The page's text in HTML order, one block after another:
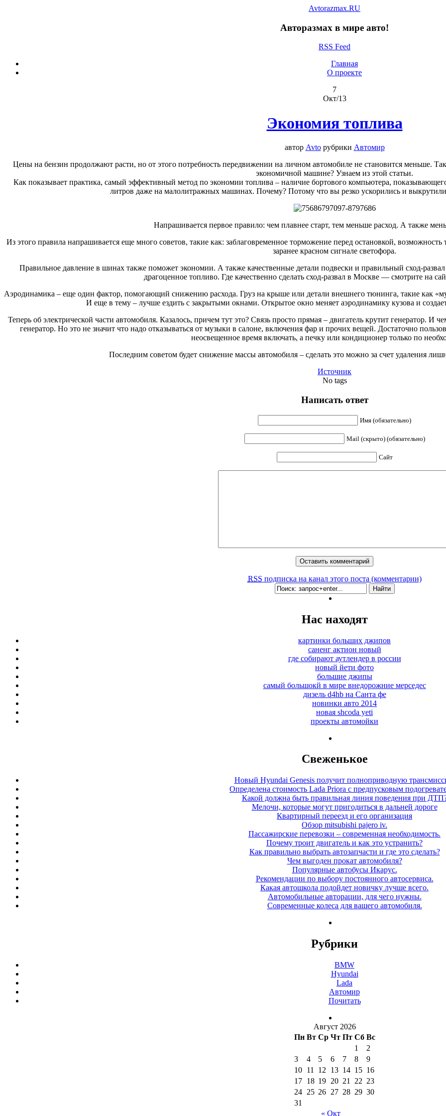
Avtorazmax.RU
Авторазмах в мире авто!
RSS Feed
Главная
О проекте
7
Окт/13
Экономия топлива
автор Avtoрубрики Автомир
Цены на бензин продолжают расти, но от этого потребность передвижении на личном автомобиле не становится меньше.
экономичной машине? Узнаем из этой статьи.
Как показывает практика, самый эффективный метод по экономии топлива – наличие бортового компьютера,
литров даже на малолитражных машинах. Почему? Потому что вы резко ускорились и
Напрашивается первое правило: чем плавнее старт, тем меньше расход. А также
Из этого правила напрашивается еще много советов, такие как: заблаговременное торможение перед остановкой,
заранее красном сигнале светофора.
Правильное давление в шинах также поможет экономии. А также качественные детали подвески и правильный сход-
драгоценное топливо. Где качественно сделать сход-развал в Москве — смотрите на
Аэродинамика – еще один фактор, помогающий снижению расхода. Груз на крыше или детали внешнего тюнинга, такие как
И еще в тему – лучше ездить с закрытыми окнами. Открытое окно меняет аэродинамику кузова и
Теперь об электрической части автомобиля. Казалось, причем тут это? Связь просто прямая – двигатель крутит генератор. И
генератор. Но это не значит что надо отказываться от музыки в салоне, включения фар и прочих вещей. Достаточно
неосвещенное время включать, а печку или кондиционер только по
Последним советом будет снижение массы автомобиля – сделать это можно за счет удаления
Источник
No tags
Написать ответ
Имя (обязательно)
Mail (скрыто) (обязательно)
Сайт
RSS подписка на канал этого поста (комментарии)
Нас находят
картинки больших джипов
саненг актион новый
где собирают аутлендер в россии
новый йети фото
большие джипы
самый большокй в мире внедорожние мерседес
дизель d4hb на Санта фе
новинки авто 2014
новая shcoda yeti
проекты автомойки
Свеженькое
Новый Hyundai Genesis получит полноприводную
Определена стоимость Lada Priora с предпусковым
Какой должна быть правильная линия поведения при
Мелочи, которые могут пригодиться в дальней дороге
Квартирный переезд и его организация
Обзор mitsubishi pajero iv.
Пассажирские перевозки – современная необходимость.
Почему троит двигатель и как это устранить?
Как правильно выбрать автозапчасти и где это сделать?
Чем выгоден прокат автомобиля?
Популярные автобусы Икарус.
Рекомендации по выбору постоянного автосервиса.
Какая автошкола подойдет новичку лучше всего.
Автомобильные авторации, для чего нужны.
Современные колеса для вашего автомобиля.
Рубрики
BMW
Hyundai
Lada
Автомир
Почитать
Август 2026
Пн Вт Ср Чт Пт Сб Вс
1
2
3
4 5 6 7 8
9
10
11 12 13 14 15 16
17
18 19 20 21 22 23
24
25 26 27 28 29 30
31
« Окт